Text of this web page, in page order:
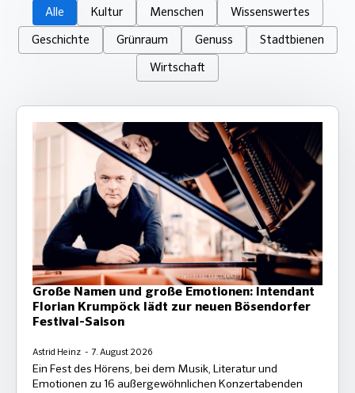
Alle Kultur Menschen Wissenswertes
Geschichte Grünraum Genuss Stadtbienen
Wirtschaft
Große Namen und große Emotionen: Intendant
Florian Krumpöck lädt zur neuen Bösendorfer
Festival-Saison
Astrid Heinz 7. August 2026
Ein Fest des Hörens, bei dem Musik, Literatur und
Emotionen zu 16 außergewöhnlichen Konzertabenden